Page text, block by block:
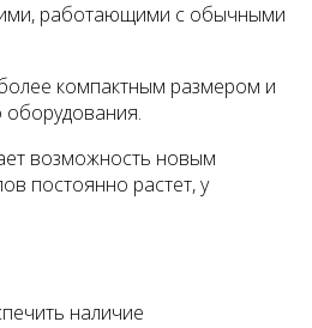
работающими с обычными
компактным размером и
возможность новым
постоянно растет, у
наличие